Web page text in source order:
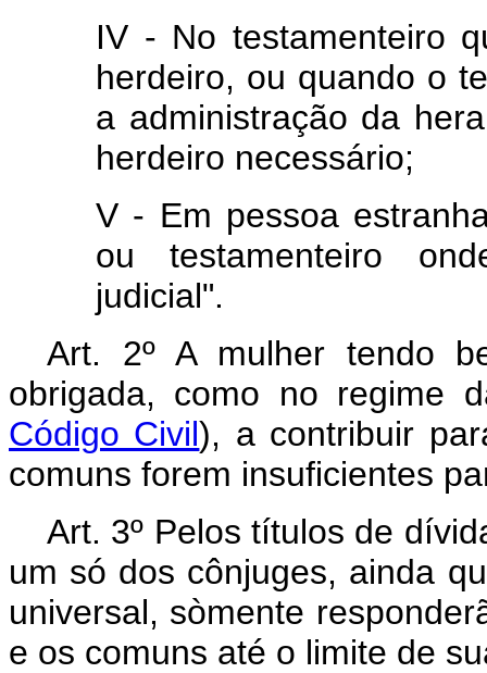
IV - No testamenteiro
herdeiro, ou quando o
a administração da
herdeiro necessário;
V - Em pessoa
ou testamenteiro
judicial".
Art. 2º A mulher tendo
obrigada, como no regime
Código Civil), a contribuir
comuns forem insuficientes
Art. 3º Pelos títulos de
um só dos cônjuges, ainda
universal, sòmente
e os comuns até o limite de